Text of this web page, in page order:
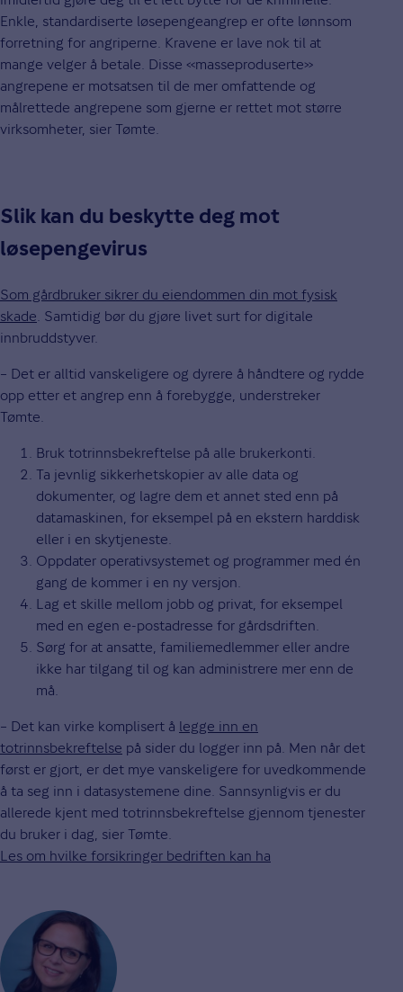
Enkle, standardiserte løsepengeangrep er ofte lønnsom
forretning for angriperne. Kravene er lave nok til at
mange velger å betale. Disse «masseproduserte»
angrepene er motsatsen til de mer omfattende og
målrettede angrepene som gjerne er rettet mot større
virksomheter, sier Tømte.
Slik kan du beskytte deg mot
løsepengevirus
Som gårdbruker sikrer du eiendommen din mot fysisk
skade. Samtidig bør du gjøre livet surt for digitale
innbruddstyver.
– Det er alltid vanskeligere og dyrere å håndtere og rydde
opp etter et angrep enn å forebygge, understreker
Tømte.
Bruk totrinnsbekreftelse på alle brukerkonti.
Ta jevnlig sikkerhetskopier av alle data og
dokumenter, og lagre dem et annet sted enn på
datamaskinen, for eksempel på en ekstern harddisk
eller i en skytjeneste.
Oppdater operativsystemet og programmer med én
gang de kommer i en ny versjon.
Lag et skille mellom jobb og privat, for eksempel
med en egen e-postadresse for gårdsdriften.
Sørg for at ansatte, familiemedlemmer eller andre
ikke har tilgang til og kan administrere mer enn de
må.
– Det kan virke komplisert å legge inn en
totrinnsbekreftelse på sider du logger inn på. Men når det
først er gjort, er det mye vanskeligere for uvedkommende
å ta seg inn i datasystemene dine. Sannsynligvis er du
allerede kjent med totrinnsbekreftelse gjennom tjenester
du bruker i dag, sier Tømte.
Les om hvilke forsikringer bedriften kan ha